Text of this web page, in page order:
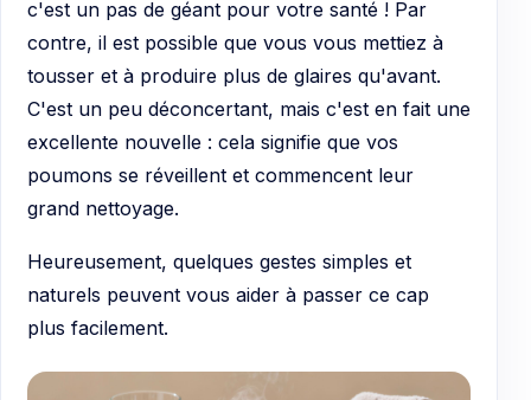
c'est un pas de géant pour votre santé ! Par
contre, il est possible que vous vous mettiez à
tousser et à produire plus de glaires qu'avant.
C'est un peu déconcertant, mais c'est en fait une
excellente nouvelle : cela signifie que vos
poumons se réveillent et commencent leur
grand nettoyage.
Heureusement, quelques gestes simples et
naturels peuvent vous aider à passer ce cap
plus facilement.